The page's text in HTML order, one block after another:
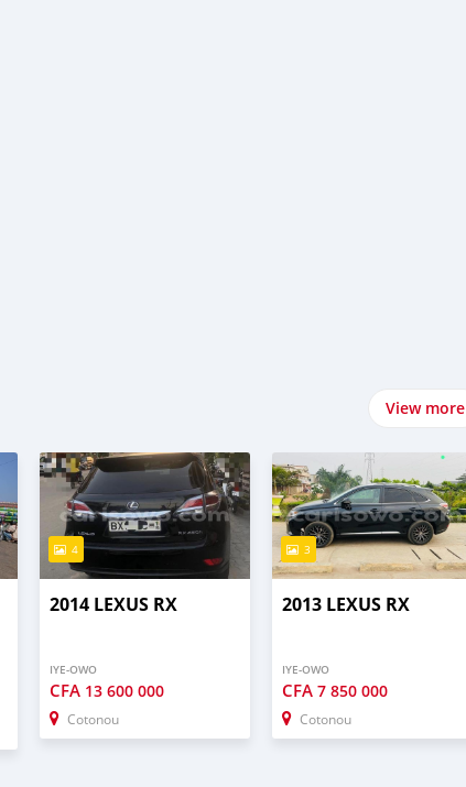
View more
4
2014 LEXUS RX
IYE-OWO
CFA 13 600 000
Cotonou
3
2013 LEXUS RX
IYE-OWO
CFA 7 850 000
Cotonou